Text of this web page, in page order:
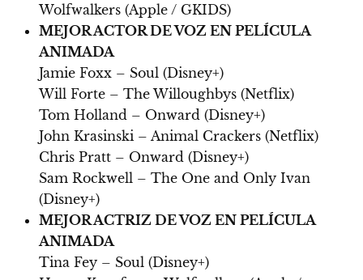
Wolfwalkers (Apple / GKIDS)
MEJOR ACTOR DE VOZ EN PELÍCULA
ANIMADA
Jamie Foxx – Soul (Disney+)
Will Forte – The Willoughbys (Netflix)
Tom Holland – Onward (Disney+)
John Krasinski – Animal Crackers (Netflix)
Chris Pratt – Onward (Disney+)
Sam Rockwell – The One and Only Ivan
(Disney+)
MEJOR ACTRIZ DE VOZ EN PELÍCULA
ANIMADA
Tina Fey – Soul (Disney+)